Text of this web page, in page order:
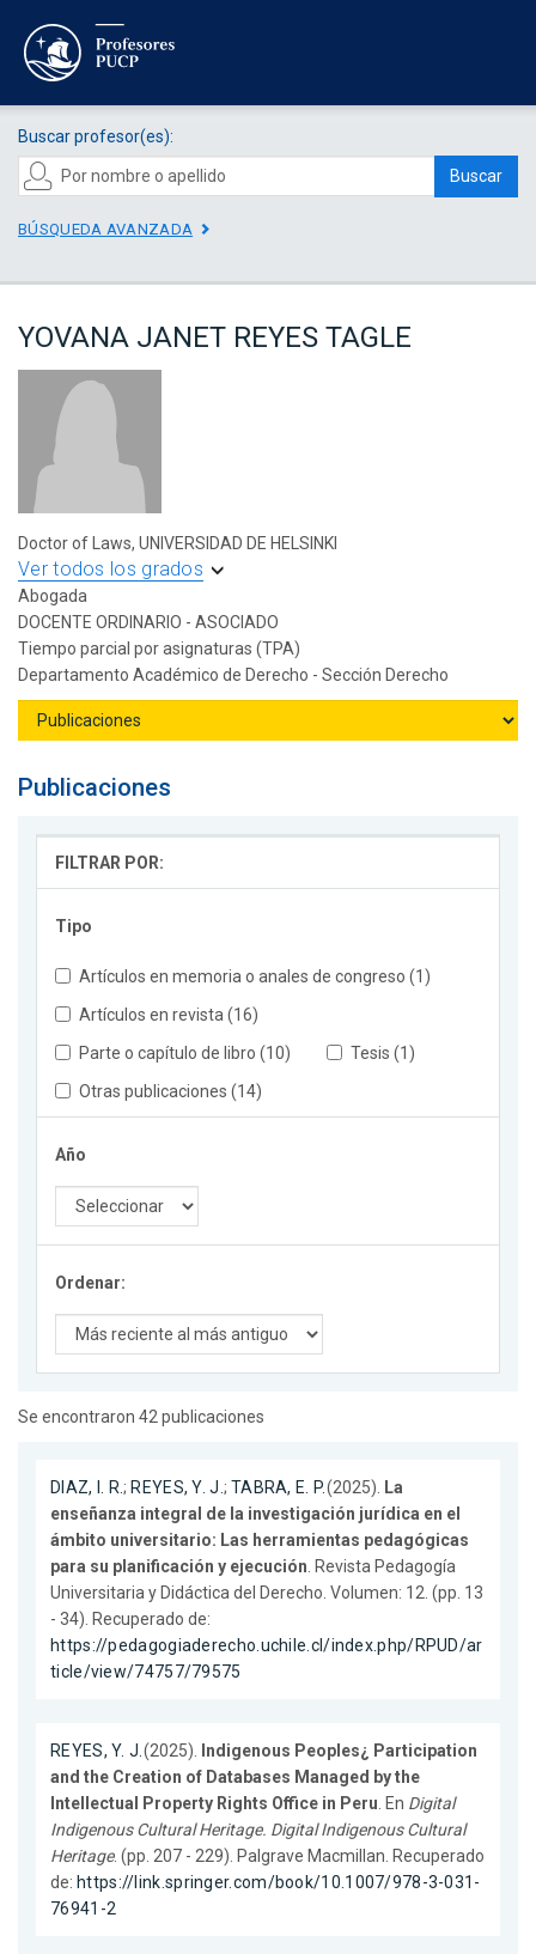
Buscar profesor(es):
Buscar
BÚSQUEDA AVANZADA
YOVANA JANET REYES TAGLE
Doctor of Laws, UNIVERSIDAD DE HELSINKI
Ver todos los grados
Abogada
DOCENTE ORDINARIO - ASOCIADO
Tiempo parcial por asignaturas (TPA)
Departamento Académico de Derecho - Sección Derecho
Publicaciones
FILTRAR POR:
Tipo
Artículos en memoria o anales de congreso (1)
Artículos en revista (16)
Parte o capítulo de libro (10)
Tesis (1)
Otras publicaciones (14)
Año
Ordenar:
Se encontraron 42 publicaciones
DIAZ, I. R.; REYES, Y. J.; TABRA, E. P.(2025). La
enseñanza integral de la investigación jurídica en el
ámbito universitario: Las herramientas pedagógicas
para su planificación y ejecución. Revista Pedagogía
Universitaria y Didáctica del Derecho. Volumen: 12. (pp. 13
- 34). Recuperado de:
https://pedagogiaderecho.uchile.cl/index.php/RPUD/ar
ticle/view/74757/79575
REYES, Y. J.(2025). Indigenous Peoples¿ Participation
and the Creation of Databases Managed by the
Intellectual Property Rights Office in Peru. En Digital
Indigenous Cultural Heritage. Digital Indigenous Cultural
Heritage. (pp. 207 - 229). Palgrave Macmillan. Recuperado
de: https://link.springer.com/book/10.1007/978-3-031-
76941-2